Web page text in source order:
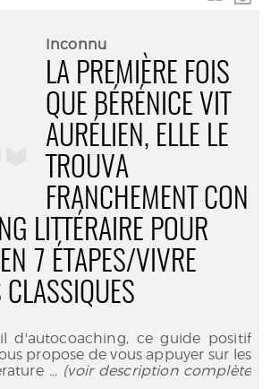
Inconnu
LA PREMIÈRE FOIS
QUE BÉRÉNICE VIT
AURÉLIEN, ELLE LE
TROUVA
FRANCHEMENT CON
LITTÉRAIRE POUR
7 ÉTAPES/VIVRE
CLASSIQUES
d'autocoaching, ce guide positif
propose de vous appuyer sur les
... (voir description complète